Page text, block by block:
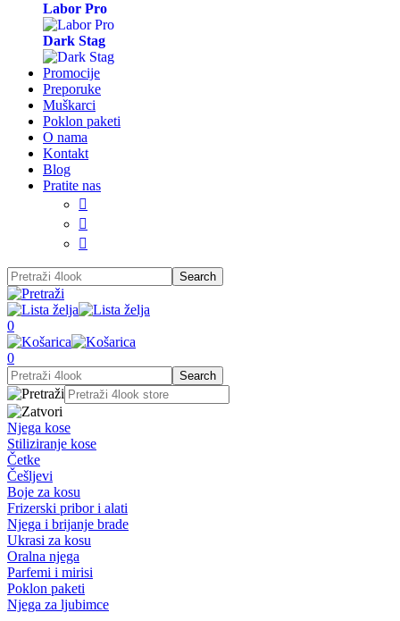
Labor Pro
Dark Stag
Promocije
Preporuke
Muškarci
Poklon paketi
O nama
Kontakt
Blog
Pratite nas



0
0
Njega kose
Stiliziranje kose
Četke
Češljevi
Boje za kosu
Frizerski pribor i alati
Njega i brijanje brade
Ukrasi za kosu
Oralna njega
Parfemi i mirisi
Poklon paketi
Njega za ljubimce